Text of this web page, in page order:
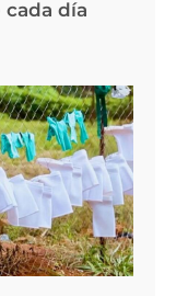
cada día